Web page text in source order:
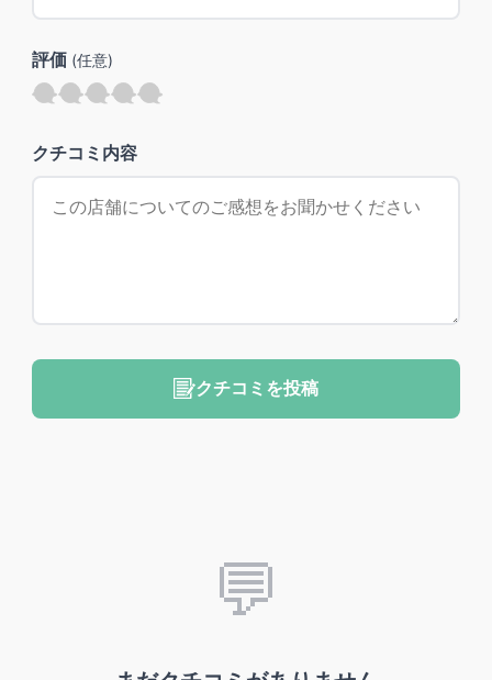
評価 (任意)
クチコミ内容
クチコミを投稿
💬